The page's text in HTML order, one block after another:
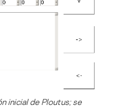
inicial de Ploutus; se